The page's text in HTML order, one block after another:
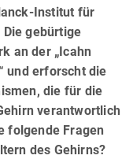
Institut für
gebürtige
an der „Icahn
und erforscht die
die für die
verantwortlich
folgende Fragen
des Gehirns?